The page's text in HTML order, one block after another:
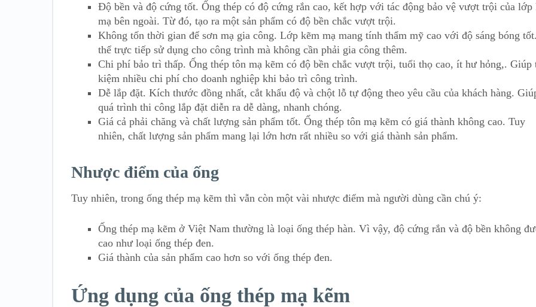
Độ bền và độ cứng tốt. Ống thép có độ cứng rắn cao, kết hợp với tác động bảo vệ vượt trội của lớp
mạ bên ngoài. Từ đó, tạo ra một sản phẩm có độ bền chắc vượt trội.
Không tốn thời gian để sơn mạ gia công. Lớp kẽm mạ mang tính thẩm mỹ cao với độ sáng bóng
thể trực tiếp sử dụng cho công trình mà không cần phải gia công thêm.
Chi phí bảo trì thấp. Ống thép tôn mạ kẽm có độ bền chắc vượt trội, tuổi thọ cao, ít hư hỏng,. Giúp
kiệm nhiều chi phí cho doanh nghiệp khi bảo trì công trình.
Dễ lắp đặt. Kích thước đồng nhất, cắt khẩu độ và chột lỗ tự động theo yêu cầu của khách hàng.
quá trình thi công lắp đặt diễn ra dễ dàng, nhanh chóng.
Giá cả phải chăng và chất lượng sản phẩm tốt. Ống thép tôn mạ kẽm có giá thành không cao. Tuy
nhiên, chất lượng sản phẩm mang lại lớn hơn rất nhiều so với giá thành sản phẩm.
Nhược điểm của ống
Tuy nhiên, trong ống thép mạ kẽm thì vẫn còn một vài nhược điểm mà người dùng cần chú ý:
Ống thép mạ kẽm ở Việt Nam thường là loại ống thép hàn. Vì vậy, độ cứng rắn và độ bền không
cao như loại ống thép đen.
Giá thành của sản phẩm cao hơn so với ống thép đen.
Ứng dụng của ống thép mạ kẽm